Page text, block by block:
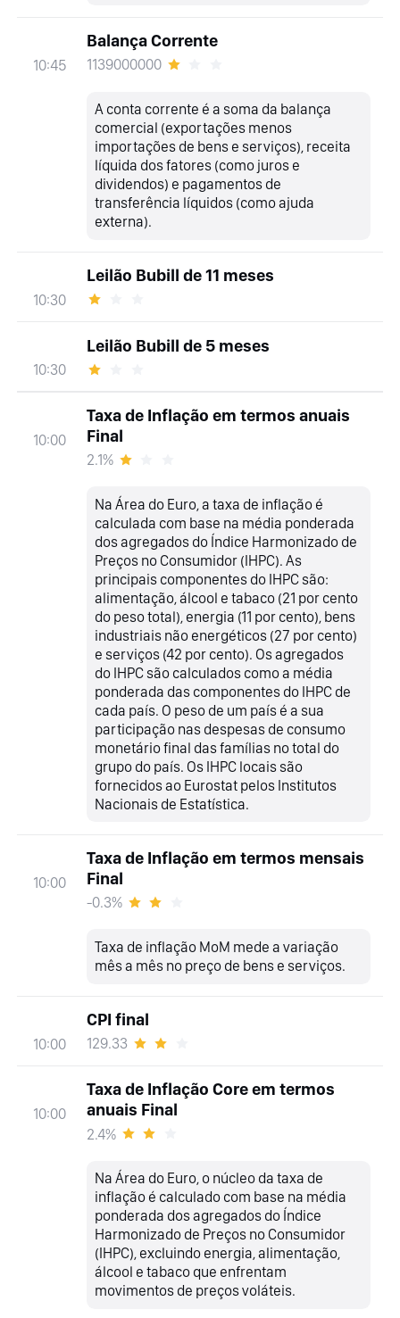
10:45
Balança Corrente
1139000000
A conta corrente é a soma da balança
comercial (exportações menos
importações de bens e serviços), receita
líquida dos fatores (como juros e
dividendos) e pagamentos de
transferência líquidos (como ajuda
externa).
10:30
Leilão Bubill de 11 meses
10:30
Leilão Bubill de 5 meses
10:00
Taxa de Inflação em termos anuais
Final
2.1%
Na Área do Euro, a taxa de inflação é
calculada com base na média ponderada
dos agregados do Índice Harmonizado de
Preços no Consumidor (IHPC). As
principais componentes do IHPC são:
alimentação, álcool e tabaco (21 por cento
do peso total), energia (11 por cento), bens
industriais não energéticos (27 por cento)
e serviços (42 por cento). Os agregados
do IHPC são calculados como a média
ponderada das componentes do IHPC de
cada país. O peso de um país é a sua
participação nas despesas de consumo
monetário final das famílias no total do
grupo do país. Os IHPC locais são
fornecidos ao Eurostat pelos Institutos
Nacionais de Estatística.
10:00
Taxa de Inflação em termos mensais
Final
-0.3%
Taxa de inflação MoM mede a variação
mês a mês no preço de bens e serviços.
10:00
CPI final
129.33
10:00
Taxa de Inflação Core em termos
anuais Final
2.4%
Na Área do Euro, o núcleo da taxa de
inflação é calculado com base na média
ponderada dos agregados do Índice
Harmonizado de Preços no Consumidor
(IHPC), excluindo energia, alimentação,
álcool e tabaco que enfrentam
movimentos de preços voláteis.